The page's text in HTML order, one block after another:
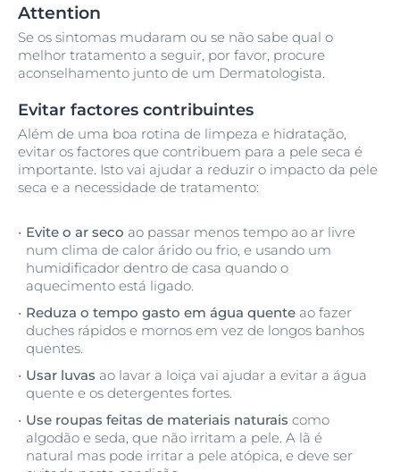
Attention
Se os sintomas mudaram ou se não sabe qual o
melhor tratamento a seguir, por favor, procure
aconselhamento junto de um Dermatologista.
Evitar factores contribuintes
Além de uma boa rotina de limpeza e hidratação,
evitar os factores que contribuem para a pele seca é
importante. Isto vai ajudar a reduzir o impacto da pele
seca e a necessidade de tratamento:
Evite o ar seco ao passar menos tempo ao ar livre
num clima de calor árido ou frio, e usando um
humidificador dentro de casa quando o
aquecimento está ligado.
Reduza o tempo gasto em água quente ao fazer
duches rápidos e mornos em vez de longos banhos
quentes.
Usar luvas ao lavar a loiça vai ajudar a evitar a água
quente e os detergentes fortes.
Use roupas feitas de materiais naturais como
algodão e seda, que não irritam a pele. A lã é
natural mas pode irritar a pele atópica, e deve ser